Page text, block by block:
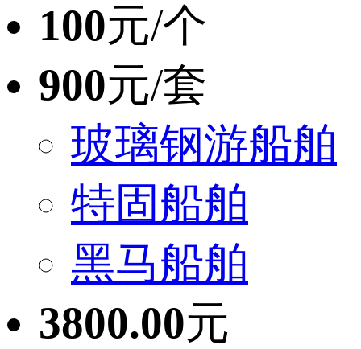
100元/个
900元/套
玻璃钢游船舶
特固船舶
黑马船舶
3800.00元